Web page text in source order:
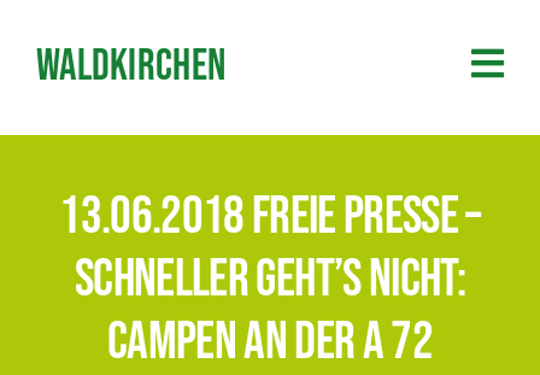
Inhalt
springen
Waldkirchen
13.06.2018 Freie Presse –
Schneller geht’s nicht:
Campen an der A 72